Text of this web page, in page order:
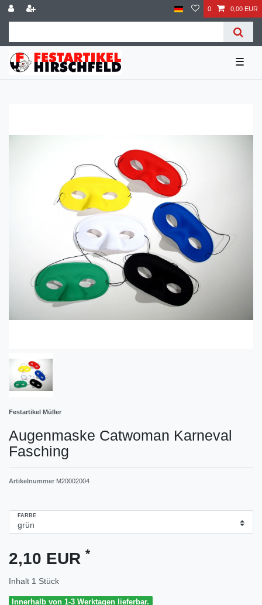
0 0,00 EUR
☰
Festartikel Müller
Augenmaske Catwoman Karneval
Fasching
Artikelnummer M20002004
FARBE
2,10 EUR *
Inhalt 1 Stück
Innerhalb von 1-3 Werktagen lieferbar.